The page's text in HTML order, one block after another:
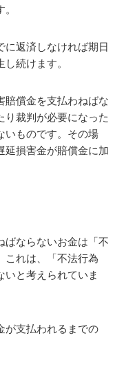
に返済しなければ期日
続けます。
賠償金を支払わねばな
り裁判が必要になった
いものです。その場
延損害金が賠償金に加
ばならないお金は「不
これは、「不法行為
と考えられていま
が支払われるまでの